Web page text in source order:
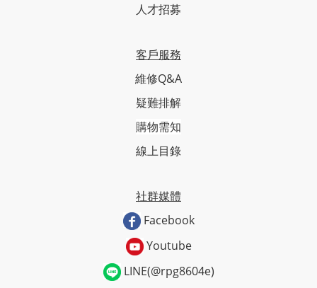
人才招募
客戶服務
維修Q&A
疑難排解
購物需知
線上目錄
社群媒體
Facebook
Youtube
LINE(@rpg8604e)